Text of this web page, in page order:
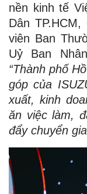
nền kinh tế
Dân
viên Ban
Uỷ Ban
“Thành phố
góp của
xuất, kinh
ăn việc làm,
đẩy chuyển